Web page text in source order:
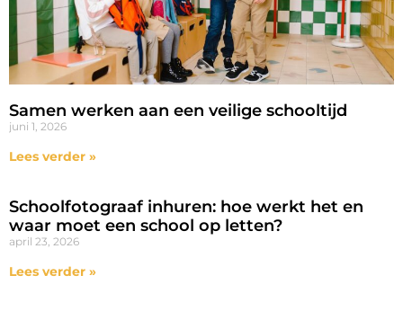
Samen werken aan een veilige schooltijd
juni 1, 2026
Lees verder »
Schoolfotograaf inhuren: hoe werkt het en
waar moet een school op letten?
april 23, 2026
Lees verder »